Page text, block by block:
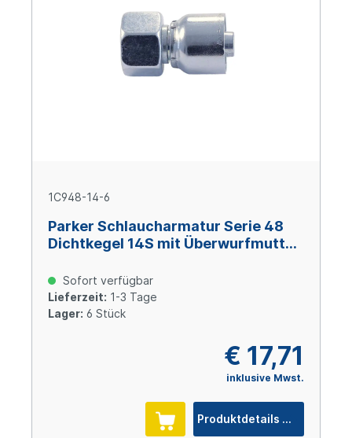
1C948-14-6
Parker Schlaucharmatur Serie 48
Dichtkegel 14S mit Überwurfmutter
Stahl verzinkt Cr(VI)-frei
Sofort verfügbar
Lieferzeit: 1-3 Tage
Lager: 6 Stück
€ 17,71
inklusive Mwst.
Produktdetails